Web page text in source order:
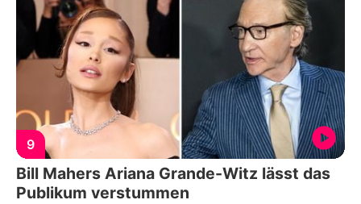
9
Bill Mahers Ariana Grande-Witz lässt das
Publikum verstummen